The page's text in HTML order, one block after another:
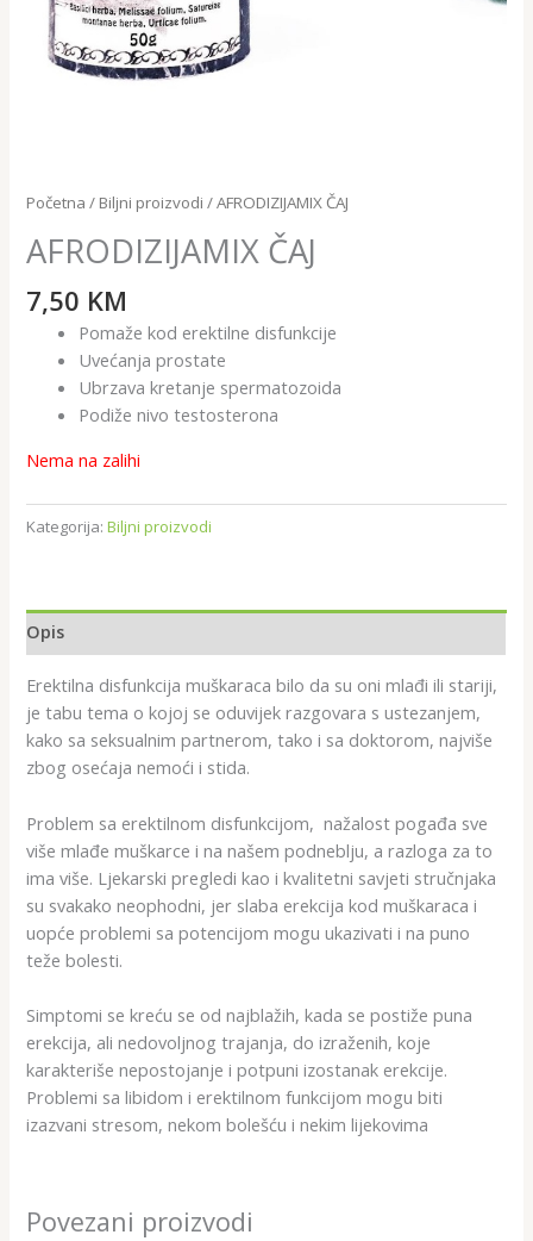
Početna / Biljni proizvodi / AFRODIZIJAMIX ČAJ
AFRODIZIJAMIX ČAJ
7,50 KM
Pomaže kod erektilne disfunkcije
Uvećanja prostate
Ubrzava kretanje spermatozoida
Podiže nivo testosterona
Nema na zalihi
Kategorija:Biljni proizvodi
Opis
Erektilna disfunkcija muškaraca bilo da su oni mlađi ili stariji,
je tabu tema o kojoj se oduvijek razgovara s ustezanjem,
kako sa seksualnim partnerom, tako i sa doktorom, najviše
zbog osećaja nemoći i stida.
Problem sa erektilnom disfunkcijom, nažalost pogađa sve
više mlađe muškarce i na našem podneblju, a razloga za to
ima više. Ljekarski pregledi kao i kvalitetni savjeti stručnjaka
su svakako neophodni, jer slaba erekcija kod muškaraca i
uopće problemi sa potencijom mogu ukazivati i na puno
teže bolesti.
Simptomi se kreću se od najblažih, kada se postiže puna
erekcija, ali nedovoljnog trajanja, do izraženih, koje
karakteriše nepostojanje i potpuni izostanak erekcije.
Problemi sа libidom i erektilnom funkcijom mogu biti
izаzvаni stresom, nekom bolešću i nekim lijekovima
Povezani proizvodi